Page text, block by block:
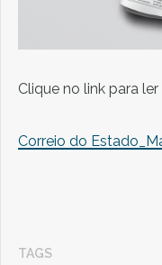
Clique no link para
Correio do
TAGS